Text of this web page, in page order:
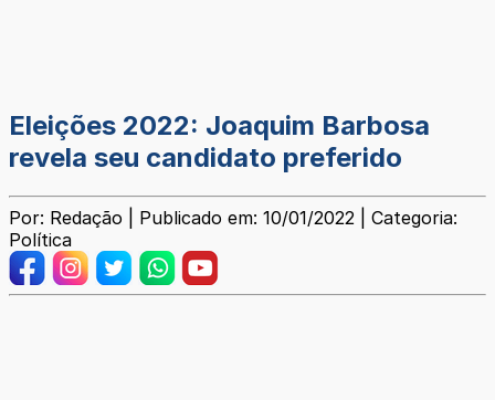
Eleições 2022: Joaquim Barbosa
revela seu candidato preferido
Por: Redação | Publicado em: 10/01/2022 | Categoria:
Política